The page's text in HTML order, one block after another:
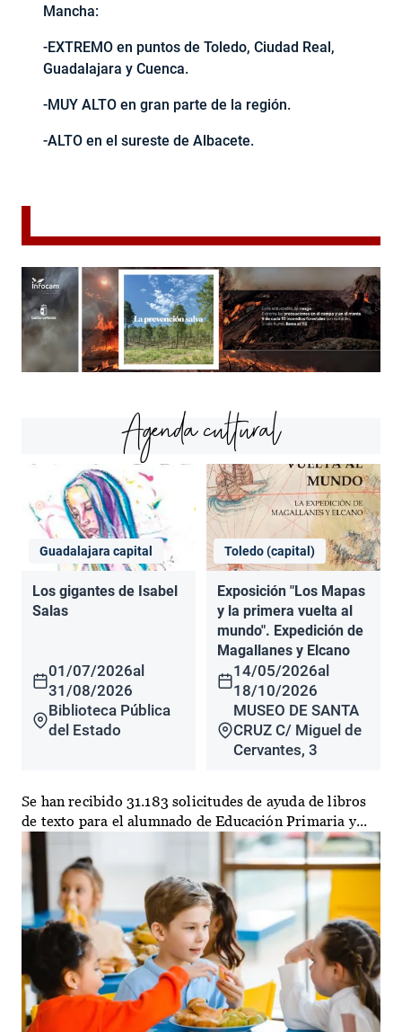
Mancha:
-EXTREMO en puntos de Toledo, Ciudad Real,
Guadalajara y Cuenca.
-MUY ALTO en gran parte de la región.
-ALTO en el sureste de Albacete.
Agenda cultural
Guadalajara capital
Los gigantes de Isabel
Salas
01/07/2026al
31/08/2026
Biblioteca Pública
del Estado
Toledo (capital)
Exposición "Los Mapas
y la primera vuelta al
mundo". Expedición de
Magallanes y Elcano
14/05/2026al
18/10/2026
MUSEO DE SANTA
CRUZ C/ Miguel de
Cervantes, 3
Se han recibido 31.183 solicitudes de ayuda de libros
de texto para el alumnado de Educación Primaria y...